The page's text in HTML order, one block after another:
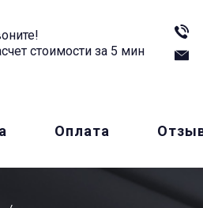
стоимости за 5 мин
Оплата